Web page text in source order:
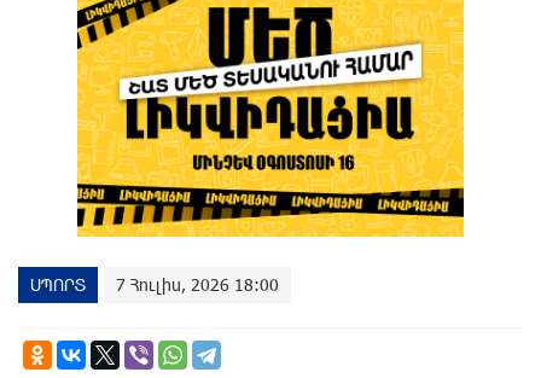
ՍՊՈՐՏ 7 Հուլիս, 2026 18:00